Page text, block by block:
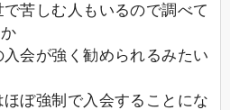
苦しむ人もいるので調べて
会が強く勧められるみたい
ぼ強制で入会することにな